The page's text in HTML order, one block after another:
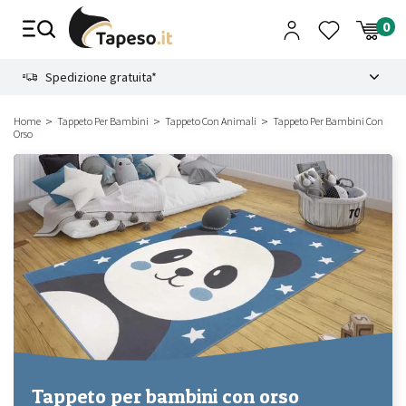
Spedizione gratuita*
Home Tappeto Per Bambini Tappeto Con Animali
Tappeto Per Bambini Con
Orso
Tappeto per bambini con orso